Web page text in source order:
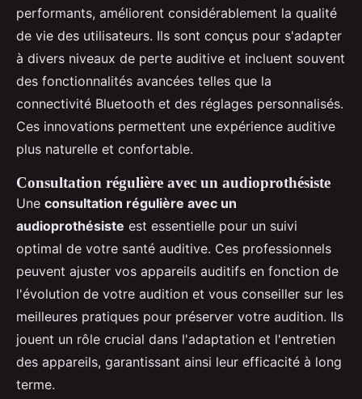
performants, améliorent considérablement la qualité
de vie des utilisateurs. Ils sont conçus pour s'adapter
à divers niveaux de perte auditive et incluent souvent
des fonctionnalités avancées telles que la
connectivité Bluetooth et des réglages personnalisés.
Ces innovations permettent une expérience auditive
plus naturelle et confortable.
Consultation régulière avec un audioprothésiste
Une consultation régulière avec un
audioprothésiste est essentielle pour un suivi
optimal de votre santé auditive. Ces professionnels
peuvent ajuster vos appareils auditifs en fonction de
l'évolution de votre audition et vous conseiller sur les
meilleures pratiques pour préserver votre audition. Ils
jouent un rôle crucial dans l'adaptation et l'entretien
des appareils, garantissant ainsi leur efficacité à long
terme.